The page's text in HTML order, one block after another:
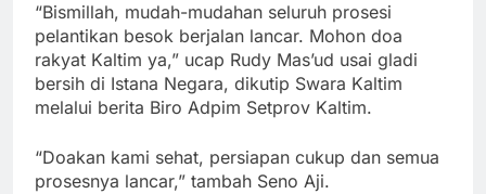
“Bismillah, mudah-mudahan seluruh prosesi
pelantikan besok berjalan lancar. Mohon doa
rakyat Kaltim ya,” ucap Rudy Mas’ud usai gladi
bersih di Istana Negara, dikutip Swara Kaltim
melalui berita Biro Adpim Setprov Kaltim.
“Doakan kami sehat, persiapan cukup dan semua
prosesnya lancar,” tambah Seno Aji.